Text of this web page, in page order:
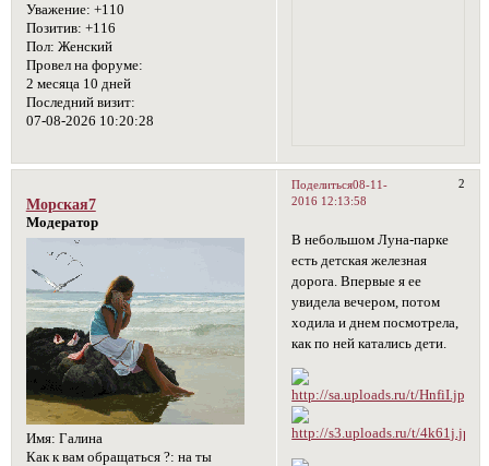
Уважение: +110
Позитив: +116
Пол: Женский
Провел на форуме:
2 месяца 10 дней
Последний визит:
07-08-2026 10:20:28
Поделиться 2
08-11-
2016 12:13:58
Морская7
Модератор
Имя: Галина
Как к вам обращаться ?: на ты
В небольшом Луна-парке
есть детская железная
дорога. Впервые я ее
увидела вечером, потом
ходила и днем посмотрела,
как по ней катались дети.